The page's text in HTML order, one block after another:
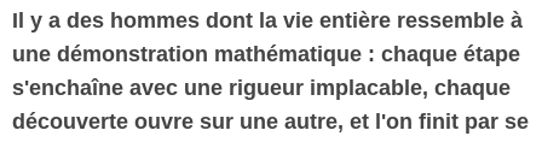
Il y a des hommes dont la vie entière ressemble à
une démonstration mathématique : chaque étape
s'enchaîne avec une rigueur implacable, chaque
découverte ouvre sur une autre, et l'on finit par se